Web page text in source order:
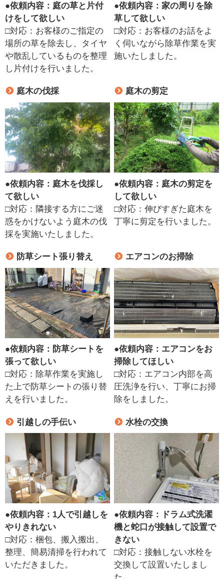
●依頼内容：庭の草と片付
けをして欲しい
□対応：お客様のご指定の
場所の草を除去し、タイヤ
や散乱しているものを整理
し片付けを行いました。
●依頼内容：家の周りを除
草して欲しい
□対応：お客様のお話をよ
く伺いながら除草作業を実
施いたしました。
庭木の伐採
●依頼内容：庭木を伐採し
て欲しい
□対応：隣接する方にご迷
惑をかけないよう庭木の伐
採を実施いたしました。
庭木の剪定
●依頼内容：庭木の剪定を
して欲しい
□対応：伸びすぎた庭木を
丁寧に剪定を行いました。
防草シート張り替え
●依頼内容：防草シートを
張って欲しい
□対応：除草作業を実施し
た上で防草シートの張り替
えを行いました。
エアコンのお掃除
●依頼内容：エアコンをお
掃除してほしい
□対応：エアコン内部を高
圧洗浄を行い、丁寧にお掃
除をしました。
引越しの手伝い
●依頼内容：1人で引越しを
やりきれない
□対応：梱包、搬入搬出、
整理、簡易清掃を行われて
いただきました。
水栓の交換
●依頼内容：ドラム式洗濯
機と蛇口が接触して設置で
きない
□対応：接触しない水栓を
交換して設置いたしまし